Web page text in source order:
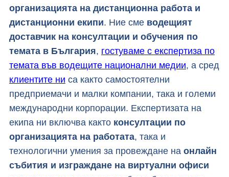
организацията на дистанционна работа и
дистанционни екипи. Ние сме водещият
доставчик на консултации и обучения по
темата в България, гостуваме с експертиза по
темата във водещите национални медии, а сред
клиентите ни са както самостоятелни
предприемачи и малки компании, така и големи
международни корпорации. Експертизата на
екипа ни включва както консултации по
организацията на работата, така и
технологични умения за провеждане на онлайн
събития и изграждане на виртуални офиси